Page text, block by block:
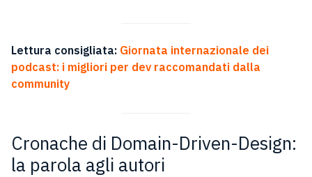
Lettura consigliata: Giornata internazionale dei
podcast: i migliori per dev raccomandati dalla
community
Cronache di Domain-Driven-Design:
la parola agli autori